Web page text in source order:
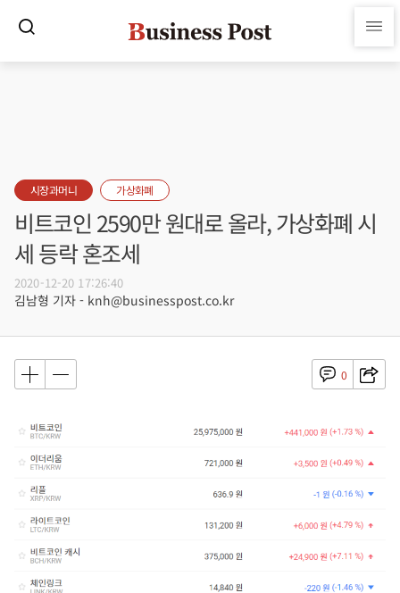
시장과머니 가상화폐
비트코인 2590만 원대로 올라, 가상화폐 시
세 등락 혼조세
2020-12-20 17:26:40
김남형 기자 - knh@businesspost.co.kr
0